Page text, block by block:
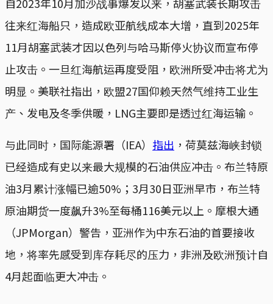
往来红海船只，造成欧亚航线成本大增，直到2025年
11月胡塞武装才因以色列与哈马斯停火协议而宣布停
止攻击。一旦红海航运再度受阻，欧洲所受冲击将尤为
明显。美联社指出，欧盟27国仰赖天然气维持工业生
产、发电及冬季供暖，LNG主要即是透过红海运输。
与此同时，国际能源署（IEA） 指出 ，荷莫兹海峡封锁
已经造成有史以来最大规模的石油供应冲击。布兰特原
油3月累计涨幅已逾50%；3月30日亚洲早市，布兰特
原油期货一度飙升3%至每桶116美元以上。摩根大通
（JPMorgan）警告，亚洲作为中东石油的首要接收
地，将率先感受到库存耗尽的压力，非洲及欧洲预计自
4月起面临更大冲击。